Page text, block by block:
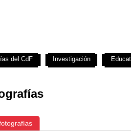
del CdF Investigación